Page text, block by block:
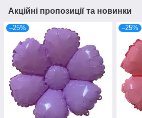
Акційні пропозиції та новинки
–25% –25%